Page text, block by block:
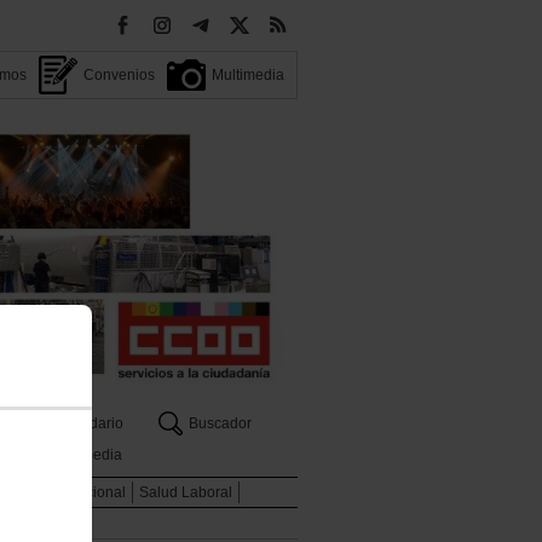
Convenios Multimedia
Calendario
Buscador
Multimedia
Internacional
Salud Laboral